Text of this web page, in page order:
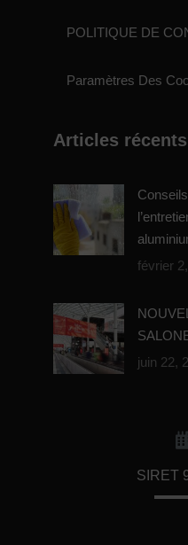
POLITIQUE DE
Paramètres Des
Articles récents
février
juin 22,
SIRET